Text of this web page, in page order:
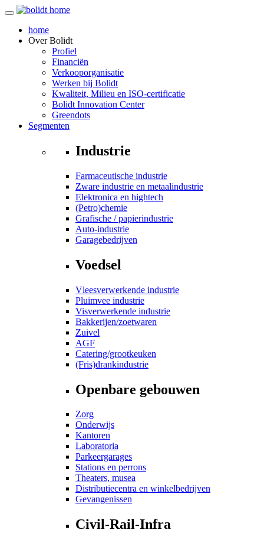
home
OverBolidt
Profiel
Financiën
Verkooporganisatie
Werken bij Bolidt
Kwaliteit, Milieu en ISO-certificatie
Bolidt Innovation Center
Greendots
Segmenten
Industrie
Farmaceutische industrie
Zware industrie en metaalindustrie
Elektronica en hightech
(Petro)chemie
Grafische / papierindustrie
Auto-industrie
Garagebedrijven
Voedsel
Vleesverwerkende industrie
Pluimvee industrie
Visverwerkende industrie
Bakkerijen/zoetwaren
Zuivel
AGF
Catering/grootkeuken
(Fris)drankindustrie
Openbare gebouwen
Zorg
Onderwijs
Kantoren
Laboratoria
Parkeergarages
Stations en perrons
Theaters, musea
Distributiecentra en winkelbedrijven
Gevangenissen
Civil-Rail-Infra